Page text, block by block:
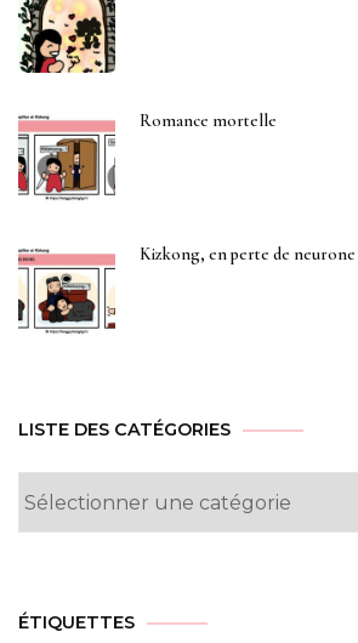
Romance mortelle
Kizkong, en perte de neurone
LISTE DES CATÉGORIES
ÉTIQUETTES